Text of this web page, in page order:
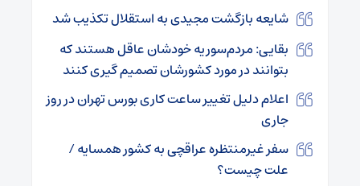
شایعه بازگشت مجیدی به استقلال تکذیب شد
بقایی: مردم‌سوریه خودشان عاقل هستند که
بتوانند در مورد کشورشان تصمیم گیری کنند
اعلام دلیل تغییر ساعت کاری بورس تهران در روز
جاری
سفر غیرمنتظره عراقچی به کشور همسایه /
علت چیست؟